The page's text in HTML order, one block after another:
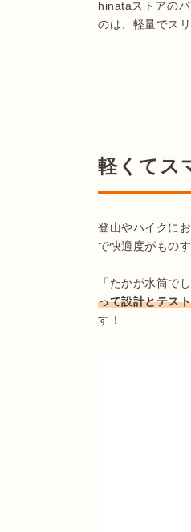
hinataストアの
のは、軽量でス
軽くてス
登山やハイクに
で快適度がもの
「たかが水筒で
って設計とテス
す！